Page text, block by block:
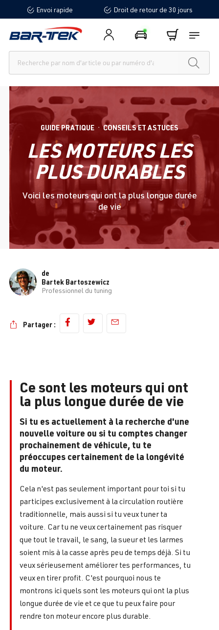
principalEnvoi rapide Droit de retour de 30 jours
GUIDE PRATIQUE ● CONSEILS ET ASTUCES
LES MOTEURS LES
PLUS DURABLES
Voici les moteurs qui ont la plus longue durée
de vie
de
Bartek Bartoszewicz
Professionnel du tuning
Partager :
Ce sont les moteurs qui ont
la plus longue durée de vie
Si tu es actuellement à la recherche d'une
nouvelle voiture ou si tu comptes changer
prochainement de véhicule, tu te
préoccupes certainement de la longévité
du moteur.
Cela n'est pas seulement important pour toi si tu
participes exclusivement à la circulation routière
traditionnelle, mais aussi si tu veux tuner ta
voiture. Car tu ne veux certainement pas risquer
que tout le travail, le sang, la sueur et les larmes
soient mis à la casse après peu de temps déjà. Si tu
veux sérieusement améliorer tes performances, tu
veux en tirer profit. C'est pourquoi nous te
montrons ici quels sont les moteurs qui ont la plus
longue durée de vie et ce que tu peux faire pour
rendre ton moteur encore plus durable.